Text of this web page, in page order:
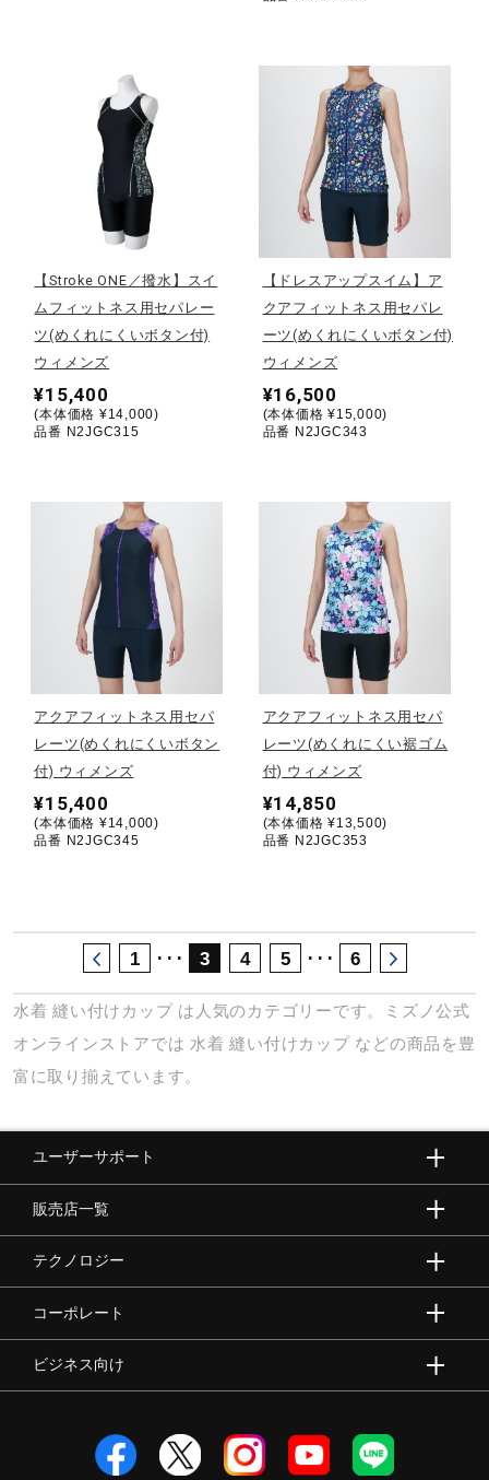
ジュニア／キッズ
メディカル
コラボ／ライセンス
セール
その他
サポート
直営店一覧
取扱店一覧
【Stroke ONE／撥水】スイ
ムフィットネス用セパレー
ツ(めくれにくいボタン付)
ウィメンズ
¥15,400
(本体価格 ¥14,000)
品番 N2JGC315
【ドレスアップスイム】ア
クアフィットネス用セパレ
ーツ(めくれにくいボタン付)
ウィメンズ
¥16,500
(本体価格 ¥15,000)
品番 N2JGC343
アクアフィットネス用セパ
レーツ(めくれにくいボタン
付) ウィメンズ
¥15,400
(本体価格 ¥14,000)
品番 N2JGC345
アクアフィットネス用セパ
レーツ(めくれにくい裾ゴム
付) ウィメンズ
¥14,850
(本体価格 ¥13,500)
品番 N2JGC353
1 ･･･ 3 4 5 ･･･ 6
水着 縫い付けカップ は人気のカテゴリーです。ミズノ公式
オンラインストアでは 水着 縫い付けカップ などの商品を豊
富に取り揃えています。
ユーザーサポート
販売店一覧
テクノロジー
コーポレート
ビジネス向け